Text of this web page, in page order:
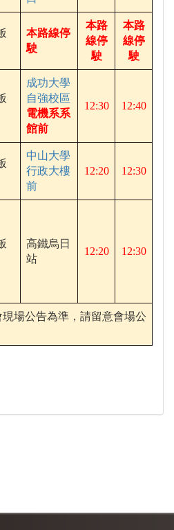
本路線停
駛
本路
線停
駛
本路
線停
駛
成功大學
自強校區
電機系系
館前
12:30 12:40
中山大學
行政大樓
前
12:20 12:30
高鐵烏日
站
12:20 12:30
場公告為準，請留意會場公